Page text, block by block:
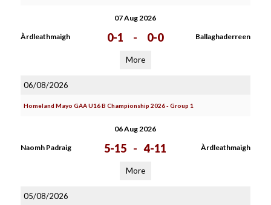
07 Aug 2026
Àrdleathmaigh 0-1 - 0-0 Ballaghaderreen
More
06/08/2026
Homeland Mayo GAA U16 B Championship 2026 - Group 1
06 Aug 2026
Naomh Padraig 5-15 - 4-11 Àrdleathmaigh
More
05/08/2026